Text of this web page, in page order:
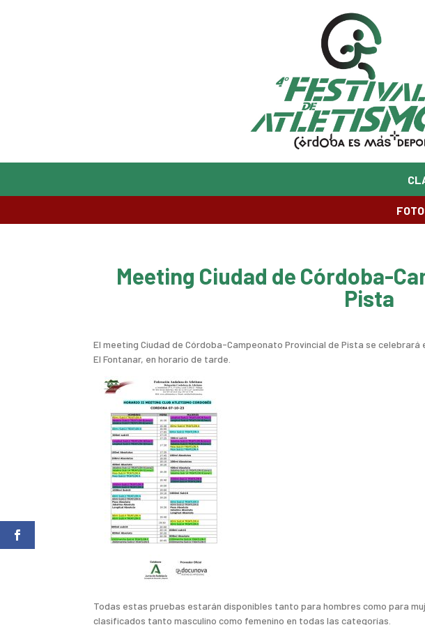
Meeting Ciudad de Córdoba-
Pista
El meeting Ciudad de Córdoba-Campeonato Provincial de Pista se
El Fontanar, en horario de tarde.
Todas estas pruebas estarán disponibles tanto para hombres como para
clasificados tanto masculino como femenino en todas las categorías.